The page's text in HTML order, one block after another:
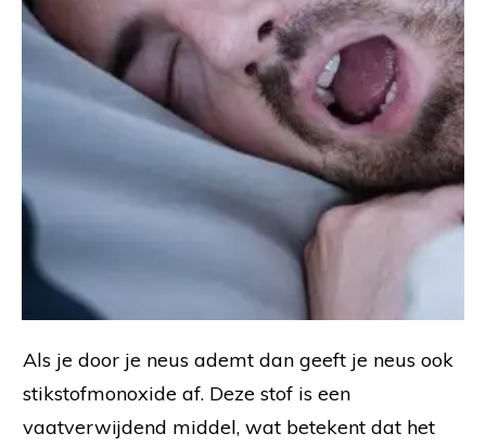
Als je door je neus ademt dan geeft je neus ook
stikstofmonoxide af. Deze stof is een
vaatverwijdend middel, wat betekent dat het